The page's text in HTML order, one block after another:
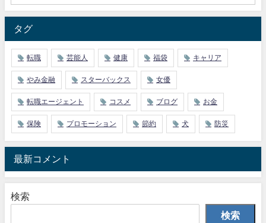
タグ
転職 芸能人 健康 福袋 キャリア
やみ金融 スターバックス 女優
転職エージェント コスメ ブログ お金
保険 プロモーション 節約 犬 防災
最新コメント
検索
検索